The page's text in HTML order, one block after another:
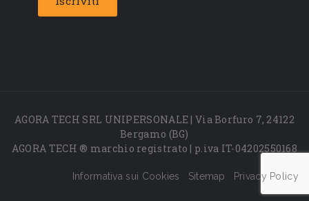
AGORA TECH SRL UNIPERSONALE | Via Borfuro 7, 24122
Bergamo (BG)
AGORA TECH ® marchio registrato | p.iva IT-04202550168
Informativa sui Cookies Sitemap Privacy Policy